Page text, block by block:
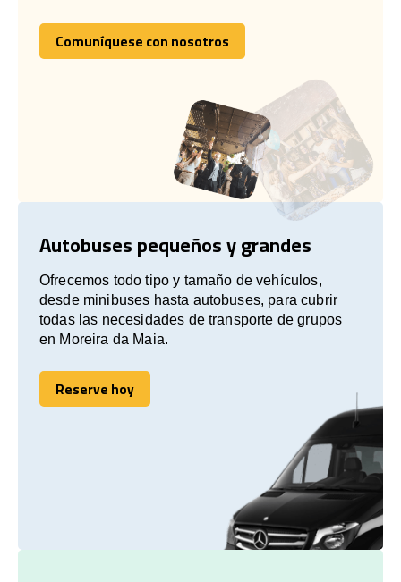
Comuníquese con nosotros
Comuníquese con nosotros
Autobuses pequeños y grandes
Ofrecemos todo tipo y tamaño de vehículos,
desde minibuses hasta autobuses, para cubrir
todas las necesidades de transporte de grupos
en Moreira da Maia.
Reserve hoy
Reserve hoy